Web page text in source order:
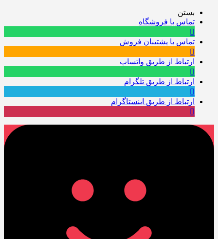
بستن
تماس با فروشگاه
تماس با پشتیبان فروش
ارتباط از طریق واتساپ
ارتباط از طریق تلگرام
ارتباط از طریق اینستاگرام